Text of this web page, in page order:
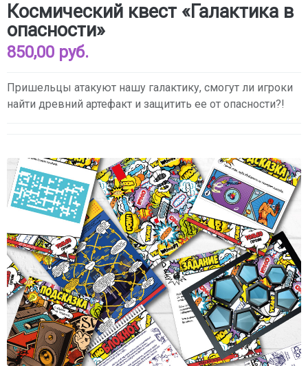
Космический квест «Галактика в
опасности»
850,00 руб.
Пришельцы атакуют нашу галактику, смогут ли игроки
найти древний артефакт и защитить ее от опасности?!